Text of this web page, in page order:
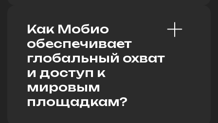
Как Мобио
обеспечивает
глобальный охват
и доступ к
мировым
площадкам?